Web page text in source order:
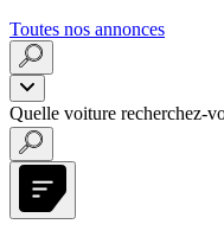
Toutes nos annonces
Quelle voiture recherchez-